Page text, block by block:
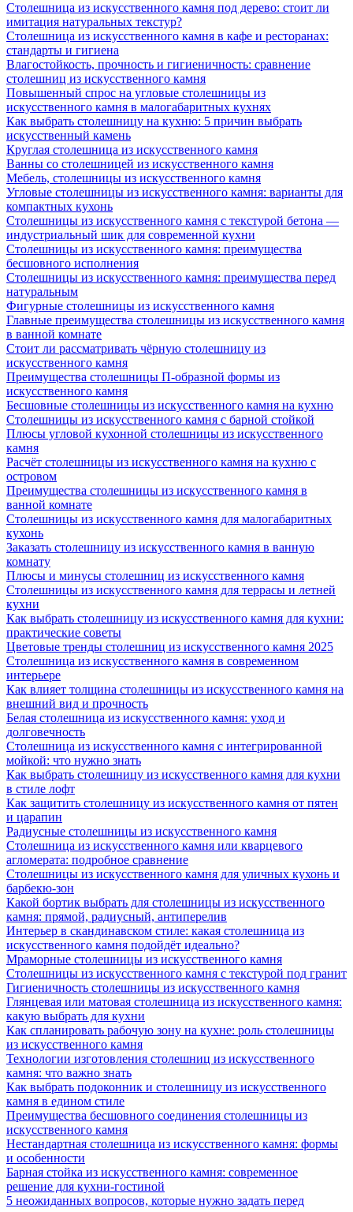
Столешница из искусственного камня под дерево: стоит ли
имитация натуральных текстур?
Столешница из искусственного камня в кафе и ресторанах:
стандарты и гигиена
Влагостойкость, прочность и гигиеничность: сравнение
столешниц из искусственного камня
Повышенный спрос на угловые столешницы из
искусственного камня в малогабаритных кухнях
Как выбрать столешницу на кухню: 5 причин выбрать
искусственный камень
Круглая столешница из искусственного камня
Ванны со столешницей из искусственного камня
Мебель, столешницы из искусственного камня
Угловые столешницы из искусственного камня: варианты для
компактных кухонь
Столешницы из искусственного камня с текстурой бетона —
индустриальный шик для современной кухни
Столешницы из искусственного камня: преимущества
бесшовного исполнения
Столешницы из искусственного камня: преимущества перед
натуральным
Фигурные столешницы из искусственного камня
Главные преимущества столешницы из искусственного камня
в ванной комнате
Стоит ли рассматривать чёрную столешницу из
искусственного камня
Преимущества столешницы П-образной формы из
искусственного камня
Бесшовные столешницы из искусственного камня на кухню
Столешницы из искусственного камня с барной стойкой
Плюсы угловой кухонной столешницы из искусственного
камня
Расчёт столешницы из искусственного камня на кухню с
островом
Преимущества столешницы из искусственного камня в
ванной комнате
Столешницы из искусственного камня для малогабаритных
кухонь
Заказать столешницу из искусственного камня в ванную
комнату
Плюсы и минусы столешниц из искусственного камня
Столешницы из искусственного камня для террасы и летней
кухни
Как выбрать столешницу из искусственного камня для кухни:
практические советы
Цветовые тренды столешниц из искусственного камня 2025
Столешница из искусственного камня в современном
интерьере
Как влияет толщина столешницы из искусственного камня на
внешний вид и прочность
Белая столешница из искусственного камня: уход и
долговечность
Столешница из искусственного камня с интегрированной
мойкой: что нужно знать
Как выбрать столешницу из искусственного камня для кухни
в стиле лофт
Как защитить столешницу из искусственного камня от пятен
и царапин
Радиусные столешницы из искусственного камня
Столешница из искусственного камня или кварцевого
агломерата: подробное сравнение
Столешницы из искусственного камня для уличных кухонь и
барбекю-зон
Какой бортик выбрать для столешницы из искусственного
камня: прямой, радиусный, антиперелив
Интерьер в скандинавском стиле: какая столешница из
искусственного камня подойдёт идеально?
Мраморные столешницы из искусственного камня
Столешницы из искусственного камня с текстурой под гранит
Гигиеничность столешницы из искусственного камня
Глянцевая или матовая столешница из искусственного камня:
какую выбрать для кухни
Как спланировать рабочую зону на кухне: роль столешницы
из искусственного камня
Технологии изготовления столешниц из искусственного
камня: что важно знать
Как выбрать подоконник и столешницу из искусственного
камня в едином стиле
Преимущества бесшовного соединения столешницы из
искусственного камня
Нестандартная столешница из искусственного камня: формы
и особенности
Барная стойка из искусственного камня: современное
решение для кухни-гостиной
5 неожиданных вопросов, которые нужно задать перед